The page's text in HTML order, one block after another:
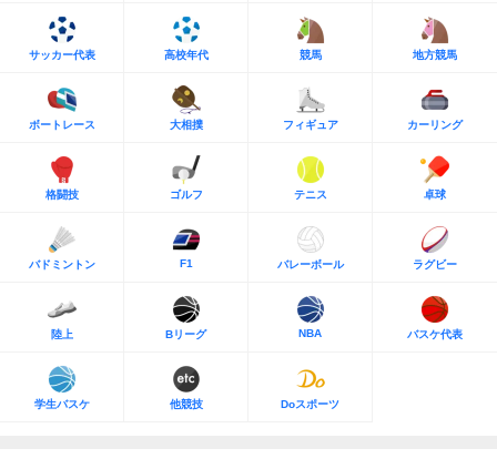
サッカー代表 高校年代 競馬 地方競馬
ボートレース 大相撲 フィギュア カーリング
格闘技 ゴルフ テニス 卓球
バドミントン F1 バレーボール ラグビー
陸上 Bリーグ NBA バスケ代表
学生バスケ 他競技 Doスポーツ